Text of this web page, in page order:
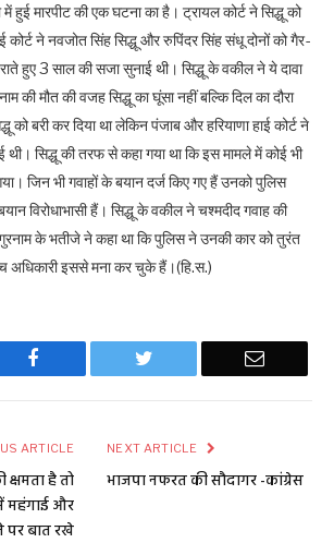
हुई मारपीट की एक घटना का है। ट्रायल कोर्ट ने सिद्धू को
कोर्ट ने नवजोत सिंह सिद्धू और रुपिंदर सिंह संधू दोनों को गैर-
हुए 3 साल की सजा सुनाई थी। सिद्धू के वकील ने ये दावा
की मौत की वजह सिद्धू का घूंसा नहीं बल्कि दिल का दौरा
को बरी कर दिया था लेकिन पंजाब और हरियाणा हाई कोर्ट ने
सिद्धू की तरफ से कहा गया था कि इस मामले में कोई भी
जिन भी गवाहों के बयान दर्ज किए गए हैं उनको पुलिस
विरोधाभासी हैं। सिद्धू के वकील ने चश्मदीद गवाह की
के भतीजे ने कहा था कि पुलिस ने उनकी कार को तुरंत
अधिकारी इससे मना कर चुके हैं।(हि.स.)
Facebook Twitter Email
ARTICLE
है तो
महंगाई और
पर बात रखे
NEXT ARTICLE
भाजपा नफरत की सौदागर -कांग्रेस